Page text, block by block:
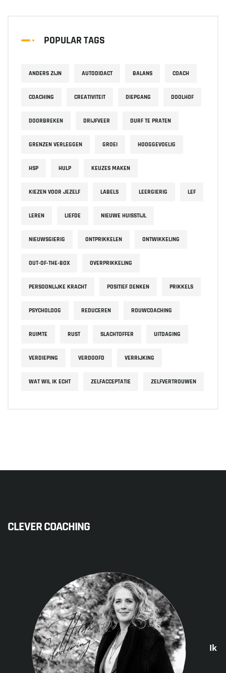
POPULAR TAGS
ANDERS ZIJN AUTODIDACT BALANS COACH
COACHING CREATIVITEIT DIEPGANG DOOLHOF
DOORBREKEN DRIJFVEER DURF TE PRATEN
GRENZEN VERLEGGEN GROEI HOOGGEVOELIG
HSP HULP KEUZES MAKEN
KIEZEN VOOR JEZELF LABELS LEERGIERIG LEF
LEREN LIEFDE NIEUWE HUISSTIJL
NIEUWSGIERIG ONTPRIKKELEN ONTWIKKELING
OUT-OF-THE-BOX OVERPRIKKELING
PERSOONLIJKE KRACHT POSITIEF DENKEN PRIKKELS
PSYCHOLOOG REDUCEREN ROUWCOACHING
RUIMTE RUST SLACHTOFFER UITDAGING
VERDIEPING VERDOOFD VERRIJKING
WAT WIL IK ECHT ZELFACCEPTATIE ZELFVERTROUWEN
CLEVER COACHING
Ik